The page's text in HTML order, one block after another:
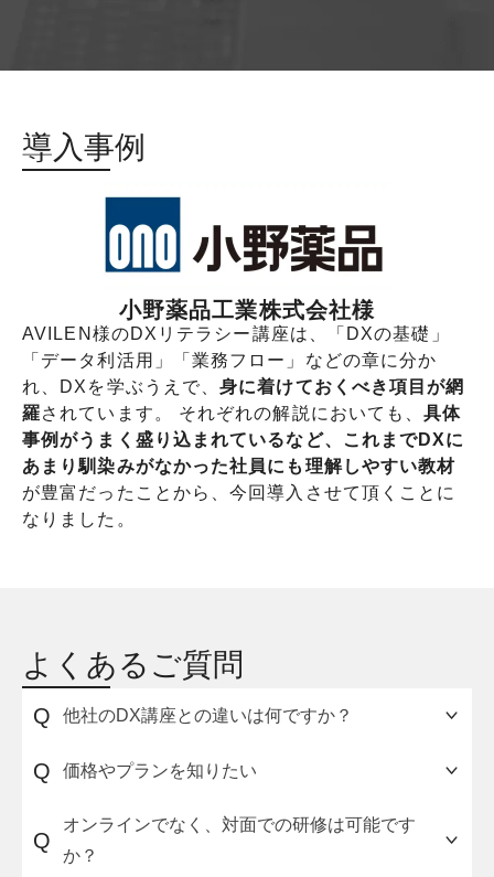
導入事例
小野薬品工業株式会社様
AVILEN様のDXリテラシー講座は、「DXの基礎」
「データ利活用」「業務フロー」などの章に分か
れ、DXを学ぶうえで、身に着けておくべき項目が網
羅されています。 それぞれの解説においても、具体
事例がうまく盛り込まれているなど、これまでDXに
あまり馴染みがなかった社員にも理解しやすい教材
が豊富だったことから、今回導入させて頂くことに
なりました。
よくあるご質問
Q 他社のDX講座との違いは何ですか？
を活用し、圧倒的な顧客体験を提供して、事業成
長を実現すること」をゴールとして、身に付ける
べきリテラシーを学習できるカリキュラム構成と
した点です。
Q 価格やプランを知りたい
受講人数やご利用期間に応じて、複数のプランを
ご用意しています。詳細は
お問い合わせフォーム
よりお気軽にご連絡ください。
Q
オンラインでなく、対面での研修は可能です
か？